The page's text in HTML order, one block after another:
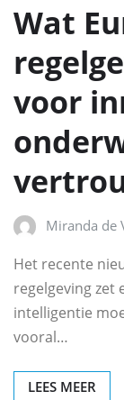
Wat
voor
Miranda de
Het recente
regelgeving zet
intelligentie
vooral…
LEES MEER